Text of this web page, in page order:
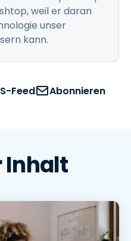
weil er daran
unser
kann.
Feed Abonnieren
Inhalt